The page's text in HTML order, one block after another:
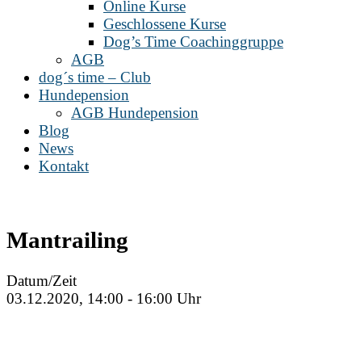
Online Kurse
Geschlossene Kurse
Dog’s Time Coachinggruppe
AGB
dog´s time – Club
Hundepension
AGB Hundepension
Blog
News
Kontakt
Mantrailing
Datum/Zeit
03.12.2020, 14:00 - 16:00 Uhr